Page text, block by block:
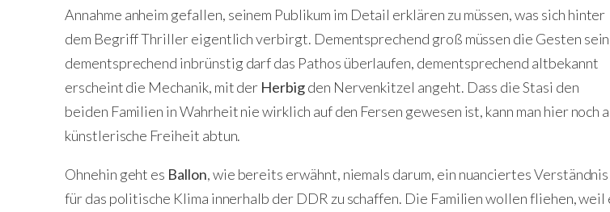
Annahme anheim gefallen, seinem Publikum im Detail erklären zu müssen, was sich hinter
dem Begriff Thriller eigentlich verbirgt. Dementsprechend groß müssen die Gesten
dementsprechend inbrünstig darf das Pathos überlaufen, dementsprechend altbekannt
erscheint die Mechanik, mit der Herbigden Nervenkitzel angeht. Dass die Stasi den
beiden Familien in Wahrheit nie wirklich auf den Fersen gewesen ist, kann man hier noch
künstlerische Freiheit abtun.
Ohnehin geht es Ballon, wie bereits erwähnt, niemals darum, ein nuanciertes Verständnis
für das politische Klima innerhalb der DDR zu schaffen. Die Familien wollen fliehen, weil